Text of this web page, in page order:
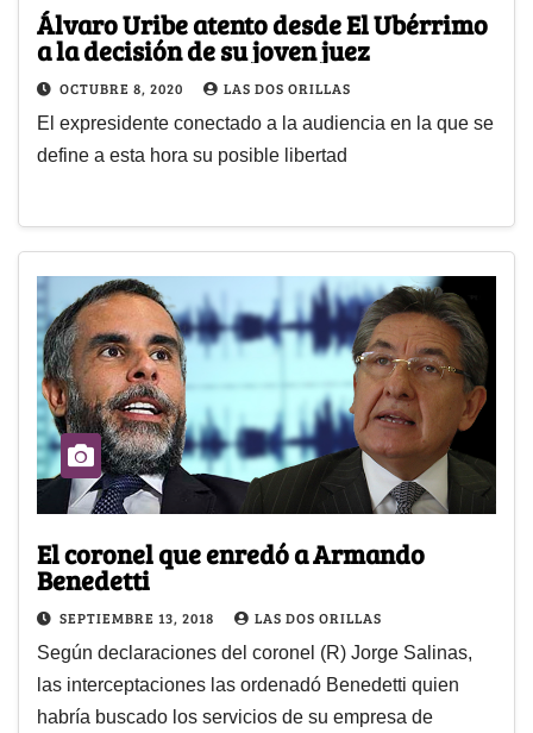
Álvaro Uribe atento desde El Ubérrimo
a la decisión de su joven juez
OCTUBRE 8, 2020 LAS DOS ORILLAS
El expresidente conectado a la audiencia en la que se
define a esta hora su posible libertad
El coronel que enredó a Armando
Benedetti
SEPTIEMBRE 13, 2018 LAS DOS ORILLAS
Según declaraciones del coronel (R) Jorge Salinas,
las interceptaciones las ordenadó Benedetti quien
habría buscado los servicios de su empresa de